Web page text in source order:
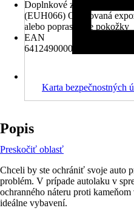
Doplnkové znaky
(EUH066) Opakovaná
alebo popraskanie pokožky
EAN
6412490000172,
Karta bezpečnostných
Popis
Preskočiť oblasť
Chceli by ste ochrániť svoje auto
problém. V prípade autolaku v
ochranného náteru proti
ideálne vybavení.